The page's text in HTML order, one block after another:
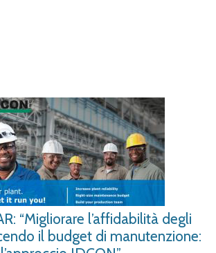
“Migliorare l’affidabilità degli
il budget di manutenzione: